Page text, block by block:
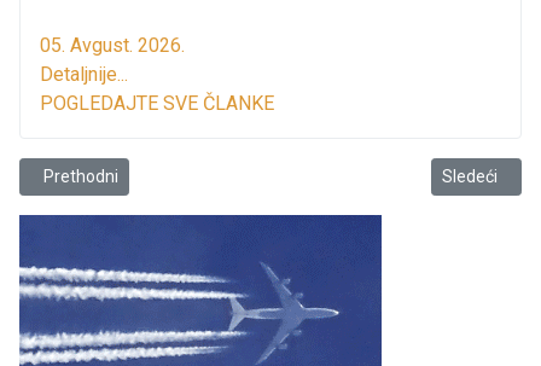
05. Avgust. 2026.
Detaljnije...
POGLEDAJTE SVE ČLANKE
Prethodni članak: Opština Bar obavještava gradjane
Prethodni Sledeći
Sledeći